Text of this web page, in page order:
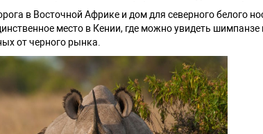
в Восточной Африке и дом для северного белого
место в Кении, где можно увидеть шимпанзе
от черного рынка.